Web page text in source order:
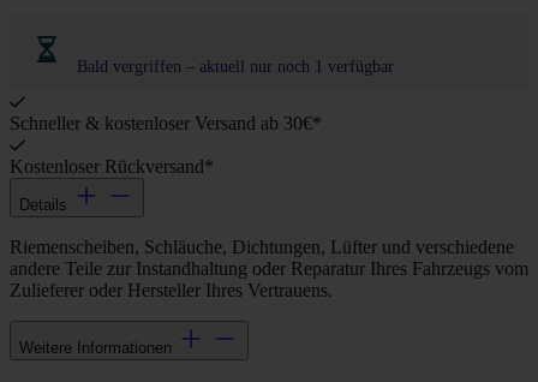
Bald vergriffen – aktuell nur noch 1 verfügbar
Schneller & kostenloser Versand ab 30€*
Kostenloser Rückversand*
Details
Riemenscheiben, Schläuche, Dichtungen, Lüfter und verschiedene
andere Teile zur Instandhaltung oder Reparatur Ihres Fahrzeugs vom
Zulieferer oder Hersteller Ihres Vertrauens.
Weitere Informationen